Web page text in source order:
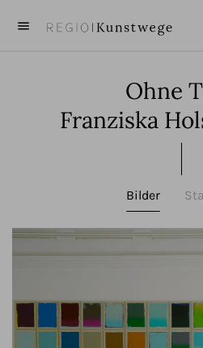
menu
close
KUNST
KÜNSTLER
BEITRÄGE
ÜBER UNS
Ohne
Franziska
Bilder